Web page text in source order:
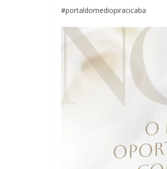
#portaldomediopiracicaba